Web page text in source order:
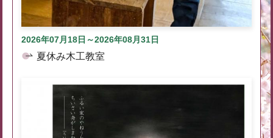
2026年07月18日～2026年08月31日
夏休み木工教室